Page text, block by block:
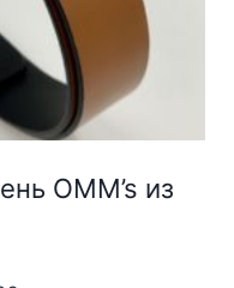
OMM’s из